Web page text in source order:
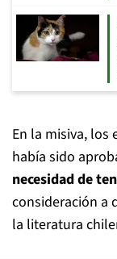
En la misiva, los
había sido
necesidad de
consideración a
la literatura